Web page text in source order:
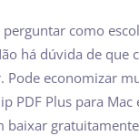
como
há dúvida de que
Pode economizar
PDF Plus para
baixar